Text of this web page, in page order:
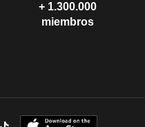
+ 1.300.000
miembros